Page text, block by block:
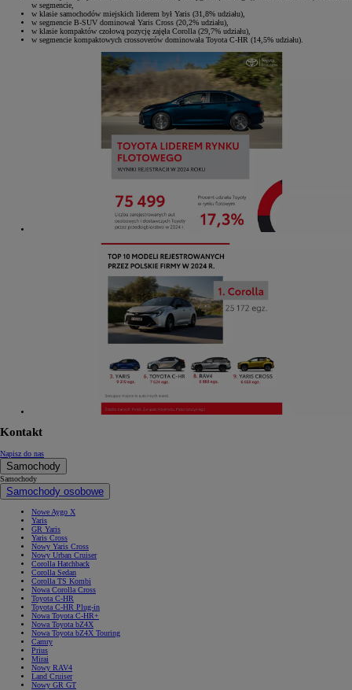
w segmencie,
w klasie samochodów miejskich liderem był Yaris (31,8% udziału),
w segmencie B-SUV dominował Yaris Cross (20,2% udziału),
w klasie kompaktów czołową pozycję zajęła Corolla (29,7% udziału),
w segmencie kompaktowych crossoverów dominowała Toyota C-HR (14,5% udziału).
Kontakt
Napisz do nas
Samochody
Samochody
Samochody osobowe
Nowe Aygo X
Yaris
GR Yaris
Yaris Cross
Nowy Yaris Cross
Nowy Urban Cruiser
Corolla Hatchback
Corolla Sedan
Corolla TS Kombi
Nowa Corolla Cross
Toyota C-HR
Toyota C-HR Plug-in
Nowa Toyota C-HR+
Nowa Toyota bZ4X
Nowa Toyota bZ4X Touring
Camry
Prius
Mirai
Nowy RAV4
Land Cruiser
Nowy GR GT